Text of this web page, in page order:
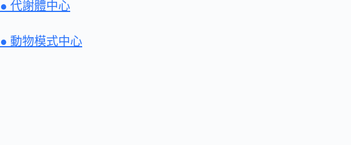
● 代謝體中心
● 動物模式中心